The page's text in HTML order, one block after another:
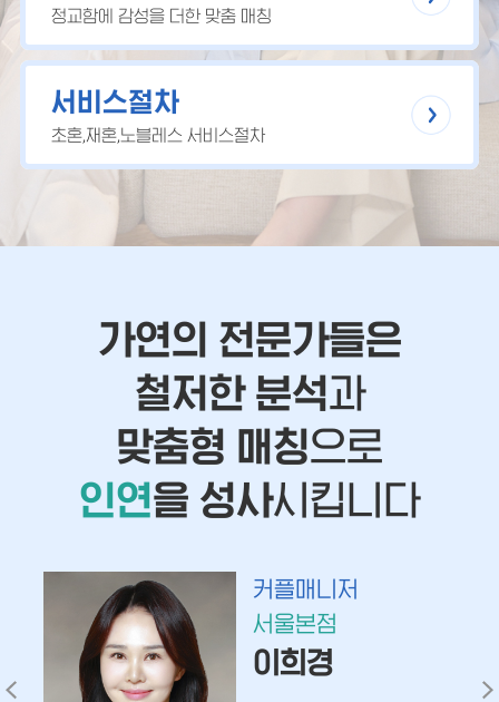
정교함에 감성을 더한 맞춤 매칭
서비스절차
초혼,재혼,노블레스 서비스절차
가연의 전문가들은
철저한 분석과
맞춤형 매칭으로
인연을 성사시킵니다
커플매니저
서울본점
이희경